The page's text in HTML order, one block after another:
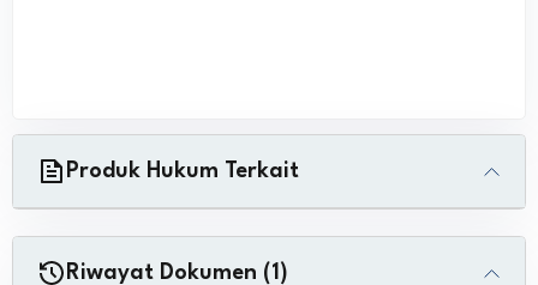
Produk Hukum Terkait
Riwayat Dokumen (1)